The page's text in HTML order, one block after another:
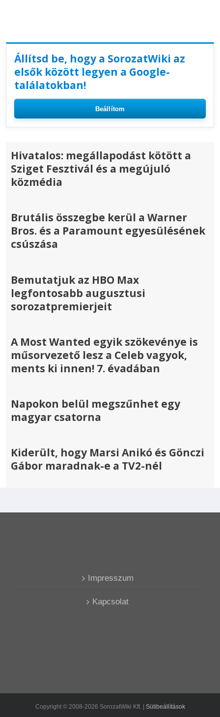
Állítsd be, hogy a SorozatWiki az
elsők között legyen a Google-
találatokban!
Beállítom
Hivatalos: megállapodást kötött a
Sziget Fesztivál és a megújuló
közmédia
Brutális összegbe kerül a Warner
Bros. és a Paramount egyesülésének
csúszása
Bemutatjuk az HBO Max
legfontosabb augusztusi
sorozatpremierjeit
A Most Wanted egyik szökevénye is
műsorvezető lesz a Celeb vagyok,
ments ki innen! 7. évadában
Napokon belül megszűnhet egy
magyar csatorna
Kiderült, hogy Marsi Anikó és Gönczi
Gábor maradnak-e a TV2-nél
Impresszum
Kapcsolat
Copyright © 2008-2026 SorozatWiki Kft. | Sütibeállítások